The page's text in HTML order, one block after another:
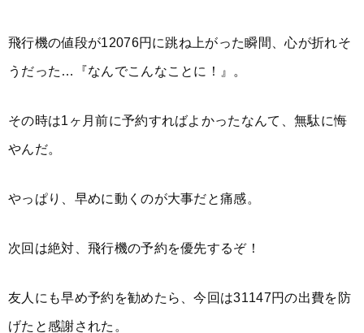
飛行機の値段が12076円に跳ね上がった瞬間、心が折れそ
うだった…『なんでこんなことに！』。
その時は1ヶ月前に予約すればよかったなんて、無駄に悔
やんだ。
やっぱり、早めに動くのが大事だと痛感。
次回は絶対、飛行機の予約を優先するぞ！
友人にも早め予約を勧めたら、今回は31147円の出費を防
げたと感謝された。